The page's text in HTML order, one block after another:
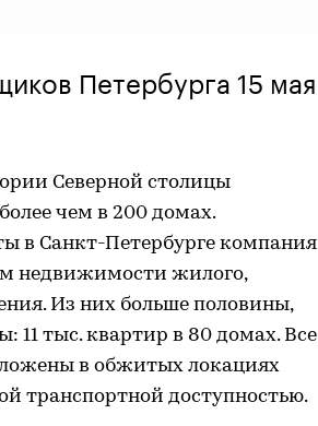
Петербурга 15 мая
Северной столицы
чем в 200 домах.
в Санкт-Петербурге компания
м недвижимости жилого,
Из них больше половины,
11 тыс. квартир в 80 домах. Все
в обжитых локациях
транспортной доступностью.